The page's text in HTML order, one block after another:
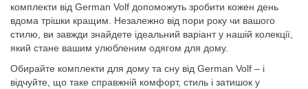
комплекти від German Volf допоможуть зробити кожен день
вдома трішки кращим. Незалежно від пори року чи вашого
стилю, ви завжди знайдете ідеальний варіант у нашій колекції,
який стане вашим улюбленим одягом для дому.
Обирайте комплекти для дому та сну від German Volf – і
відчуйте, що таке справжній комфорт, стиль і затишок у